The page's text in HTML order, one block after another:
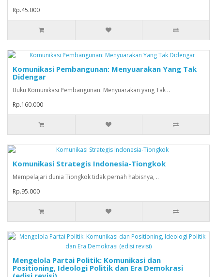
Rp.45.000
Komunikasi Pembangunan: Menyuarakan Yang Tak
Didengar
Buku Komunikasi Pembangunan: Menyuarakan yang Tak ..
Rp.160.000
Komunikasi Strategis Indonesia-Tiongkok
Mempelajari dunia Tiongkok tidak pernah habisnya, ..
Rp.95.000
Mengelola Partai Politik: Komunikasi dan
Positioning, Ideologi Politik dan Era Demokrasi